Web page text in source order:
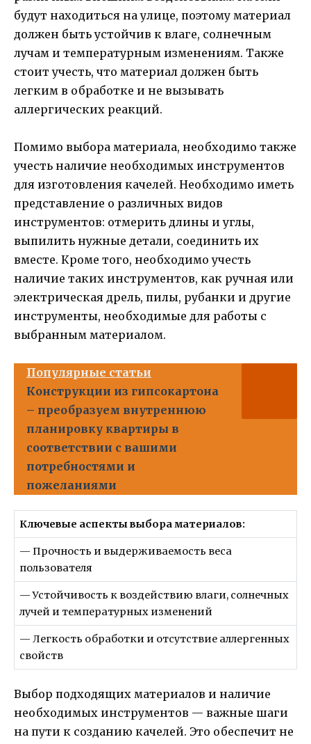
будут находиться на улице, поэтому материал
должен быть устойчив к влаге, солнечным
лучам и температурным изменениям. Также
стоит учесть, что материал должен быть
легким в обработке и не вызывать
аллергических реакций.
Помимо выбора материала, необходимо также
учесть наличие необходимых инструментов
для изготовления качелей. Необходимо иметь
представление о различных видов
инструментов: отмерить длины и углы,
выпилить нужные детали, соединить их
вместе. Кроме того, необходимо учесть
наличие таких инструментов, как ручная или
электрическая дрель, пилы, рубанки и другие
инструменты, необходимые для работы с
выбранным материалом.
Популярные статьи
Конструкции из гипсокартона
– преобразуем внутреннюю
планировку квартиры в
соответствии с вашими
потребностями и
пожеланиями
Ключевые аспекты выбора материалов:
— Прочность и выдерживаемость веса
пользователя
— Устойчивость к воздействию влаги, солнечных
лучей и температурных изменений
— Легкость обработки и отсутствие аллергенных
свойств
Выбор подходящих материалов и наличие
необходимых инструментов — важные шаги
на пути к созданию качелей. Это обеспечит не